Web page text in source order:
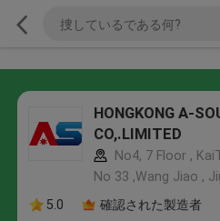
HONGKONG A-
CO,.LIMITED
No4, 7 Floor ,
No 33 ,Wang Jiao ,
5.0
確認された製造者